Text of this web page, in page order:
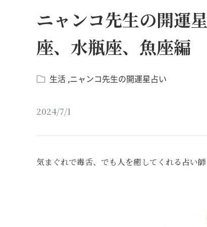
ニャンコ先生の開運
座、水瓶座、魚座編
生活 ニャンコ先生の開運星占い
2024/7/1
気まぐれで毒舌、でも人を癒してくれる占い